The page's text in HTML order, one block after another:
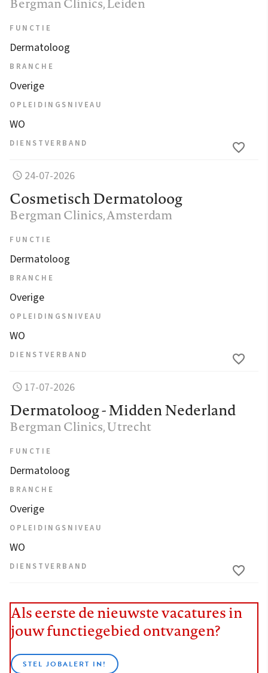
FUNCTIE
Dermatoloog
BRANCHE
Overige
OPLEIDINGSNIVEAU
WO
DIENSTVERBAND
24-07-2026
Cosmetisch Dermatoloog
Bergman Clinics, Amsterdam
FUNCTIE
Dermatoloog
BRANCHE
Overige
OPLEIDINGSNIVEAU
WO
DIENSTVERBAND
17-07-2026
Dermatoloog - Midden Nederland
Bergman Clinics, Utrecht
FUNCTIE
Dermatoloog
BRANCHE
Overige
OPLEIDINGSNIVEAU
WO
DIENSTVERBAND
Als eerste de nieuwste vacatures in
jouw functiegebied ontvangen?
STEL JOBALERT IN!